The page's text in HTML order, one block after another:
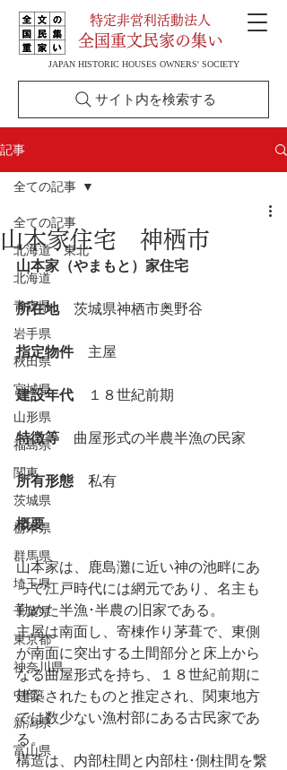
特定非営利活動法人
全国重文民家の集い
JAPAN HISTORIC HOUSES OWNERS' SOCIETY
サイト内を検索する
記事
全ての記事
北海道・東北
北海道
青森県
岩手県
秋田県
宮城県
山形県
福島県
関東
茨城県
栃木県
群馬県
埼玉県
千葉県
東京都
神奈川県
中部
新潟県
富山県
全ての記事
山本家住宅 神栖市
山本家（やまもと）家住宅
所在地 茨城県神栖市奥野谷
指定物件 主屋
建設年代 １８世紀前期
特徴等 曲屋形式の半農半漁の民家
所有形態 私有
概要
山本家は、鹿島灘に近い神の池畔にあ
って江戸時代には網元であり、名主も
勤めた半漁･半農の旧家である。
主屋は南面し、寄棟作り茅葺で、東側
が南面に突出する土間部分と床上から
なる曲屋形式を持ち、１８世紀前期に
建築されたものと推定され、関東地方
では数少ない漁村部にある古民家であ
る。
構造は、内部柱間と内部柱･側柱間を繋